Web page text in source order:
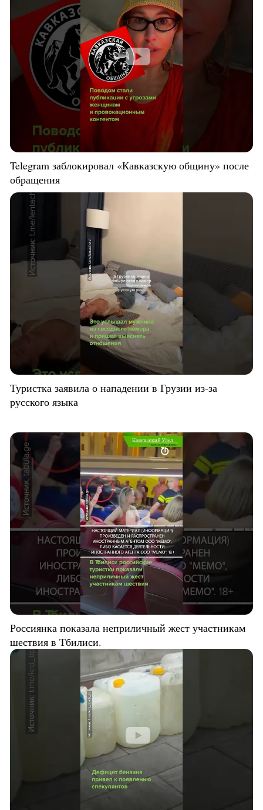
Telegram заблокировал «Кавказскую общину» после
обращения
Туристка заявила о нападении в Грузии из-за
русского языка
Россиянка показала неприличный жест участникам
шествия в Тбилиси.